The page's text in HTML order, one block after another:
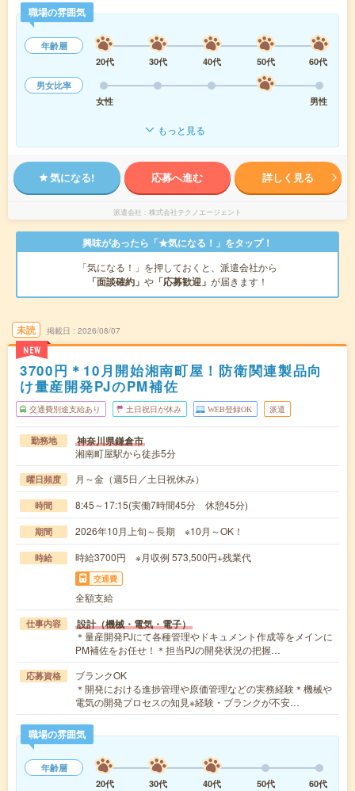
職場の雰囲気
年齢層
20代
30代 40代 50代
60代
男女比率
女性
男性
もっと見る
気になる! 応募へ進む 詳しく見る
派遣会社 株式会社テクノエージェント
興味があったら「★気になる！」をタップ！
「気になる！」を押しておくと、派遣会社から
「面談確約」 や 「応募歓迎」 が届きます！
未読
NEW
掲載日 2026/08/07
3700円＊10月開始湘南町屋！防衛関連製品向
け量産開発PJのPM補佐
交通費別途支給あり 土日祝日が休み WEB登録OK 派遣
勤務地 神奈川県鎌倉市
湘南町屋駅から徒歩5分
曜日頻度 月～金（週5日／土日祝休み）
時間 8:45～17:15(実働7時間45分 休憩45分)
期間 2026年10月上旬～長期 ※10月～OK！
時給 時給3700円 ※月収例 573,500円+残業代
交通費
全額支給
仕事内容 設計（機械・電気・電子）
＊量産開発PJにて各種管理やドキュメント作成等をメインに
PM補佐をお任せ！＊担当PJの開発状況の把握…
応募資格
ブランクOK
＊開発における進捗管理や原価管理などの実務経験＊機械や
電気の開発プロセスの知見※経験・ブランクが不安…
職場の雰囲気
年齢層
20代
30代 40代 50代
60代